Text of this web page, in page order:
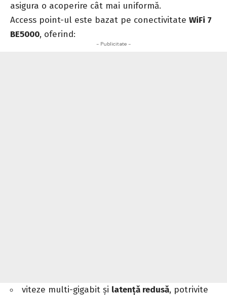
asigura o acoperire cât mai uniformă.
Access point-ul este bazat pe conectivitate WiFi 7
BE5000, oferind:
- Publicitate -
viteze multi-gigabit și latență redusă, potrivite